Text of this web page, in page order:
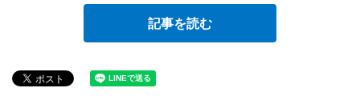
記事を読む